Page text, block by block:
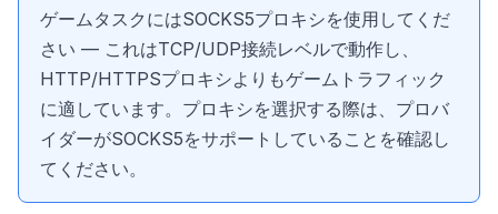
ゲームタスクにはSOCKS5プロキシを使用してくだ
さい — これはTCP/UDP接続レベルで動作し、
HTTP/HTTPSプロキシよりもゲームトラフィック
に適しています。プロキシを選択する際は、プロバ
イダーがSOCKS5をサポートしていることを確認し
てください。